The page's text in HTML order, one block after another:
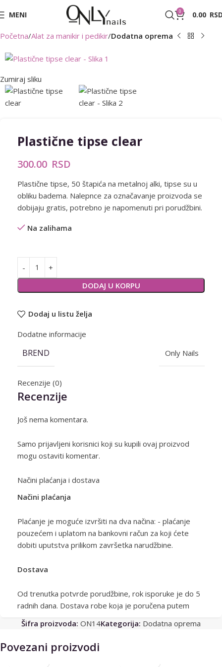
MENI 0 0.00
Početna Alat za manikir i pedikir Dodatna oprema
Zumiraj sliku
Plastične tipse clear
300.00 RSD
Plastične tipse, 50 štapića na metalnoj alki, tipse su u
obliku badema. Nalepnce za označavanje proizvoda se
dobijaju gratis, potrebno je napomenuti pri porudžbini.
Na zalihama
DODAJ U KORPU
Alternative:
Dodaj u listu želja
Dodatne informacije
BREND Only Nails
Recenzije (0)
Recenzije
Još nema komentara.
Samo prijavljeni korisnici koji su kupili ovaj proizvod
mogu ostaviti komentar.
Načini plaćanja i dostava
Načini plaćanja
Plaćanje je moguće izvršiti na dva načina: - plaćanje
pouzećem i uplatom na bankovni račun za koji ćete
dobiti uputstva prilikom završetka narudžbine.
Dostava
Od trenutka potvrde porudžbine, rok isporuke je do 5
radnih dana. Dostava robe koja je poručena putem
sajta www.onlynails.rs vrši se putem kurirske službe na
teritoriji Republike Srbije.
Kurirska služba koja vrši isporuku na teritoriji Srbije je
Šifra proizvoda: ON14Kategorija: Dodatna oprema
Povezani proizvodi